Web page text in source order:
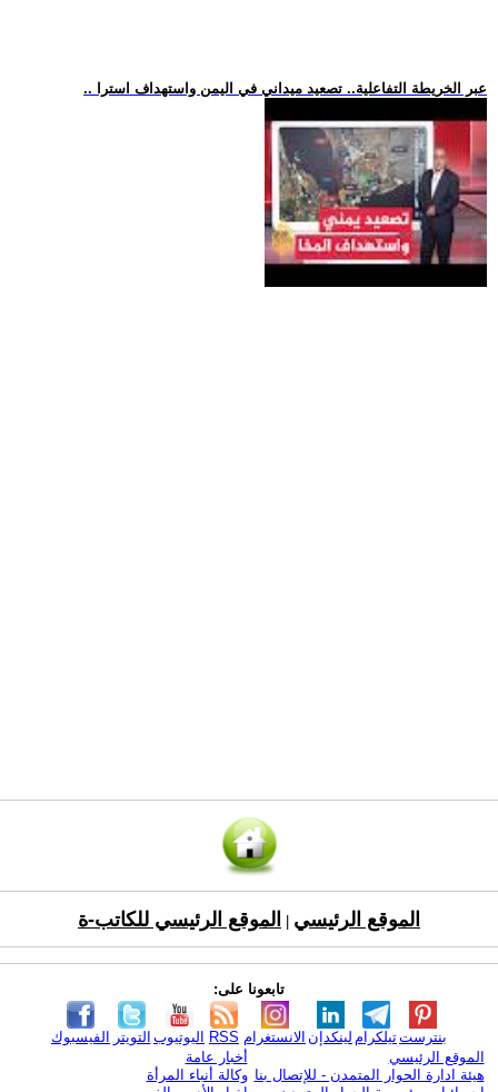
.. عبر الخريطة التفاعلية.. تصعيد ميداني في اليمن واستهداف استرا
الموقع الرئيسي الموقع الرئيسي للكاتب-ة
تابعونا على:
الفيسبوك التويتر اليوتيوب RSS الانستغرام لينكدإن تيلكرامبنترست
الموقع الرئيسي
هيئة ادارة الحوار المتمدن - للإتصال بنا
أخبار عامة
وكالة أنباء المرأة